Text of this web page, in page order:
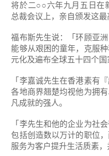
将於二○○六年九月五日在
总裁会议上，亲自颁发这最
福布斯先生说：「环顾亚
能够从艰困的童年，克服
元化及遍布全球五十四个国
「李嘉诚先生在香港素有
各地商界翘楚均视他为拥
凡成就的强人。
「李先生和他的企业为社
包括创造数以万计的职位
服务为客户提升生活质素，